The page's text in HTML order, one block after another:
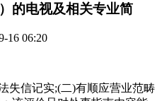
的电视及相关专业简
16 06:20
信记实;(二)有顺应营业范畴